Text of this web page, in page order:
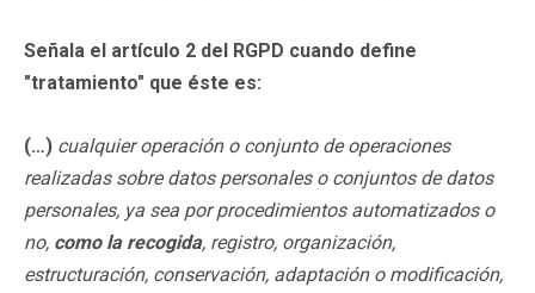
Señala el artículo 2 del RGPD cuando define
"tratamiento" que éste es:
(…) cualquier operación o conjunto de operaciones
realizadas sobre datos personales o conjuntos de datos
personales, ya sea por procedimientos automatizados o
no, como la recogida, registro, organización,
estructuración, conservación, adaptación o modificación,